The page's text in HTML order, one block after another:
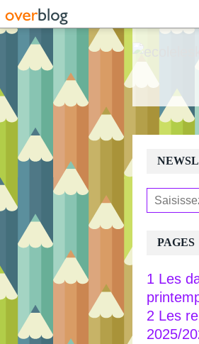
PAGES
1 Les
2 Les
2025/